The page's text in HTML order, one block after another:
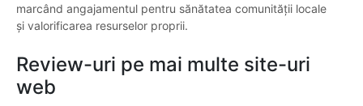
marcând angajamentul pentru sănătatea comunității locale
și valorificarea resurselor proprii.
Review-uri pe mai multe site-uri
web